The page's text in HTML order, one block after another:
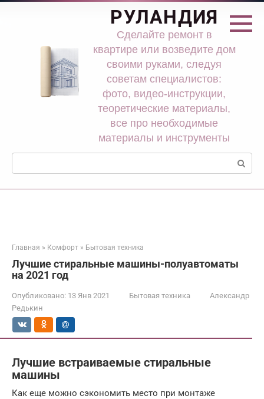
Перейти
РУЛАНДИЯ
Сделайте ремонт в
квартире или возведите дом
своими руками, следуя
советам специалистов:
фото, видео-инструкции,
теоретические материалы,
все про необходимые
материалы и инструменты
Поиск:
Главная » Комфорт » Бытовая техника
Лучшие стиральные машины-полуавтоматы
на 2021 год
Опубликовано: 13 Янв 2021 Бытовая техника
Александр
Редькин
Лучшие встраиваемые стиральные
машины
Как еще можно сэкономить место при монтаже